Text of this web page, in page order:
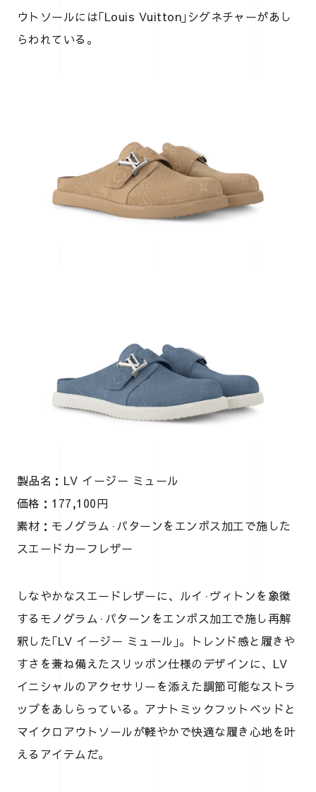
ウトソールには｢Louis Vuitton｣シグネチャーがあし
らわれている。
製品名：LV イージー ミュール
価格：177,100円
素材：モノグラム·パターンをエンボス加工で施した
スエードカーフレザー
しなやかなスエードレザーに、ルイ·ヴィトンを象徴
するモノグラム·パターンをエンボス加工で施し再解
釈した｢LV イージー ミュール｣。トレンド感と履きや
すさを兼ね備えたスリッポン仕様のデザインに、LV
イニシャルのアクセサリーを添えた調節可能なストラ
ップをあしらっている。アナトミックフットベッドと
マイクロアウトソールが軽やかで快適な履き心地を叶
えるアイテムだ。